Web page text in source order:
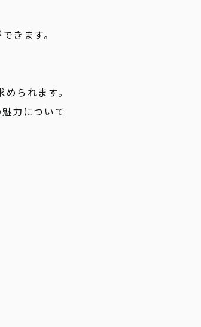
きます。
られます。
力について